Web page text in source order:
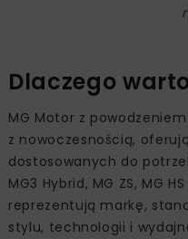
Dlaczego
MG Motor z
z nowoczesnością,
dostosowanych do
MG3 Hybrid, MG ZS, MG
reprezentują markę,
stylu, technologii i